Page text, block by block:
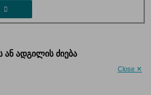
Close ✕
ან ადგილის ძიება